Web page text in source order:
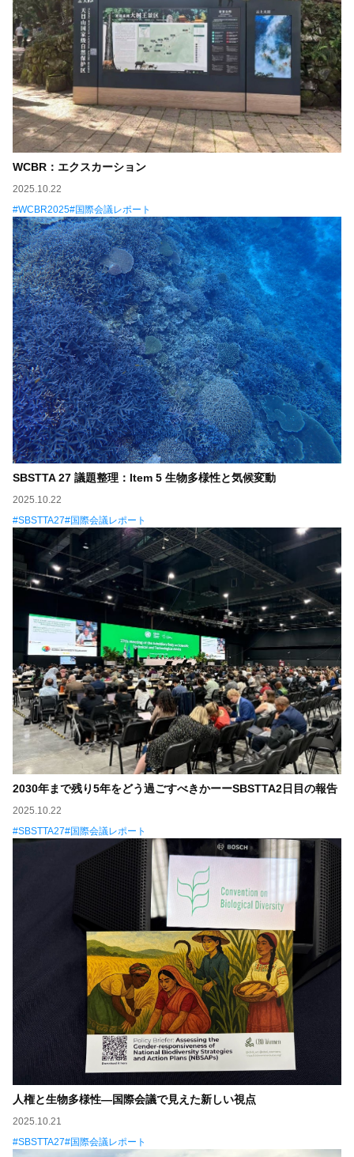
WCBR：エクスカーション
2025.10.22
WCBR2025 国際会議レポート
SBSTTA 27 議題整理：Item 5 生物多様性と気候変動
2025.10.22
SBSTTA27
国際会議レポート
2030年まで残り5年をどう過ごすべきかーーSBSTTA2日目の報告
2025.10.22
SBSTTA27
国際会議レポート
人権と生物多様性—国際会議で見えた新しい視点
2025.10.21
SBSTTA27
国際会議レポート